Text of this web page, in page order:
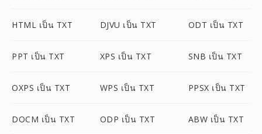
HTML เป็น TXT DJVU เป็น TXT ODT เป็น TXT
PPT เป็น TXT XPS เป็น TXT SNB เป็น TXT
OXPS เป็น TXT WPS เป็น TXT PPSX เป็น TXT
DOCM เป็น TXT ODP เป็น TXT ABW เป็น TXT